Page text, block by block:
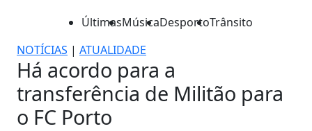
ÚltimasMúsicaDesportoTrânsito
NOTÍCIAS | ATUALIDADE
Há acordo para a
transferência de Militão para
o FC Porto